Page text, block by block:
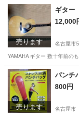
愛知 名古屋市
売ります
ギター
12,000
名古屋市
YAMAHA ギター 数十年前の
愛知 名古屋市 弦
売ります
パンチ
800円
名古屋市